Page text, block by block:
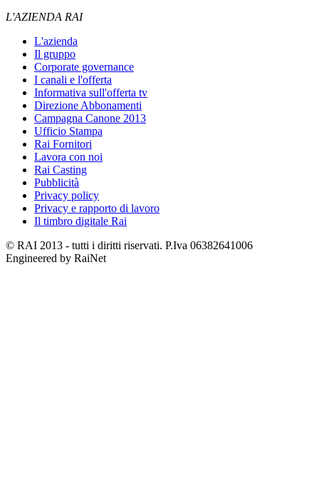
L'AZIENDA RAI
L'azienda
Il gruppo
Corporate governance
I canali e l'offerta
Informativa sull'offerta tv
Direzione Abbonamenti
Campagna Canone 2013
Ufficio Stampa
Rai Fornitori
Lavora con noi
Rai Casting
Pubblicità
Privacy policy
Privacy e rapporto di lavoro
Il timbro digitale Rai
© RAI 2013 - tutti i diritti riservati. P.Iva 06382641006
Engineered by RaiNet